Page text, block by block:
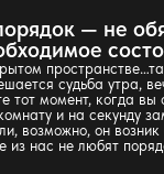
— не
судьба утра,
тот момент, когда вы
и на секунду
возможно, он возник
из нас не любят